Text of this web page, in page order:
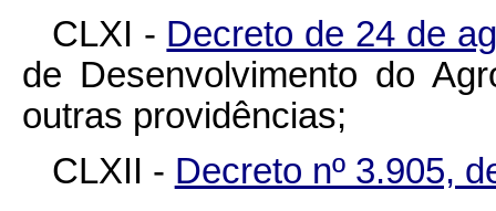
CLXI - Decreto de 24 de
de Desenvolvimento do
outras providências;
CLXII - Decreto nº 3.905,